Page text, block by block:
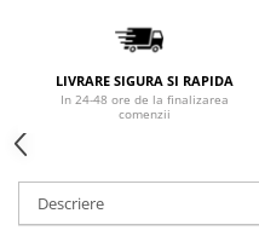
LIVRARE SIGURA SI RAPIDA
In 24-48 ore de la finalizarea
comenzii
Descriere